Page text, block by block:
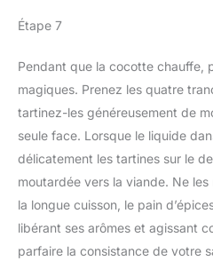
Étape 7
Pendant que la cocotte chauffe,
magiques. Prenez les quatre
tartinez-les généreusement de
seule face. Lorsque le liquide
délicatement les tartines sur le
moutardée vers la viande. Ne
la longue cuisson, le pain
libérant ses arômes et agissant
parfaire la consistance de votre